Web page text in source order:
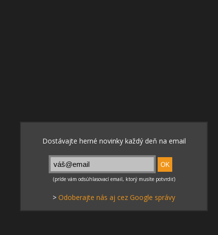
> Odoberajte nás aj cez Google správy